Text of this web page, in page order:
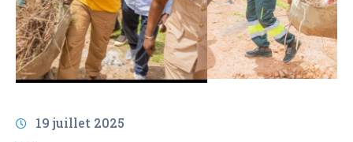
19 juillet 2025